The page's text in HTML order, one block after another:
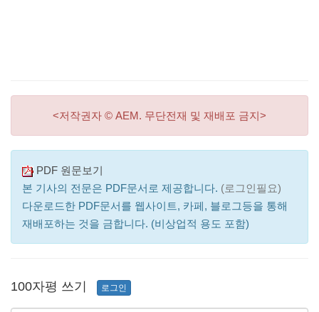
<저작권자 © AEM. 무단전재 및 재배포 금지>
PDF 원문보기
본 기사의 전문은 PDF문서로 제공합니다. (로그인필요)
다운로드한 PDF문서를 웹사이트, 카페, 블로그등을 통해
재배포하는 것을 금합니다. (비상업적 용도 포함)
100자평 쓰기 로그인